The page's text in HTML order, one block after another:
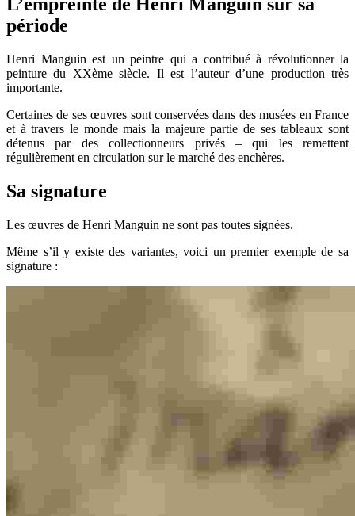
période
Henri Manguin est un peintre qui a contribué à révolutionner la
peinture du XXème siècle. Il est l’auteur d’une production très
importante.
Certaines de ses œuvres sont conservées dans des musées en France
et à travers le monde mais la majeure partie de ses tableaux sont
détenus par des collectionneurs privés – qui les remettent
régulièrement en circulation sur le marché des enchères.
Sa signature
Les œuvres de Henri Manguin ne sont pas toutes signées.
Même s’il y existe des variantes, voici un premier exemple de sa
signature :